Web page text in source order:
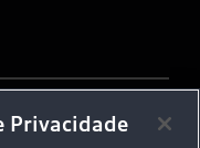
Privacidade